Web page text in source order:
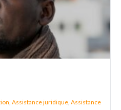
, Assistance juridique, Assistance